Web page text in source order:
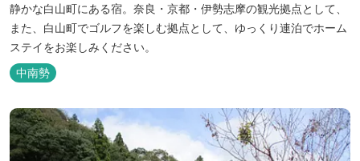
静かな白山町にある宿。奈良・京都・伊勢志摩の観光拠点として、
また、白山町でゴルフを楽しむ拠点として、ゆっくり連泊でホーム
ステイをお楽しみください。
中南勢